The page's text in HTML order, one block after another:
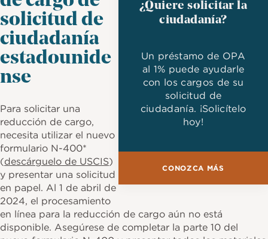
¿Quiere solicitar la
ciudadanía?
Un préstamo de OPA
al 1% puede ayudarle
con los cargos de su
solicitud de
ciudadanía. ¡Solicítelo
hoy!
CONOZCA MÁS
solicitud de
ciudadanía
estadounide
nse
Para solicitar una
reducción de cargo,
necesita utilizar el nuevo
formulario N-400*
(descárguelo de USCIS)
y presentar una solicitud
en papel. Al 1 de abril de
2024, el procesamiento
en línea para la reducción de cargo aún no está
disponible. Asegúrese de completar la parte 10 del